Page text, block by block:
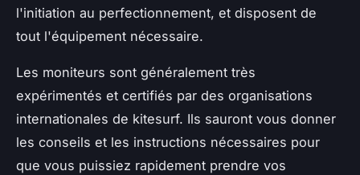
l'initiation au perfectionnement, et disposent de
tout l'équipement nécessaire.
Les moniteurs sont généralement très
expérimentés et certifiés par des organisations
internationales de kitesurf. Ils sauront vous donner
les conseils et les instructions nécessaires pour
que vous puissiez rapidement prendre vos